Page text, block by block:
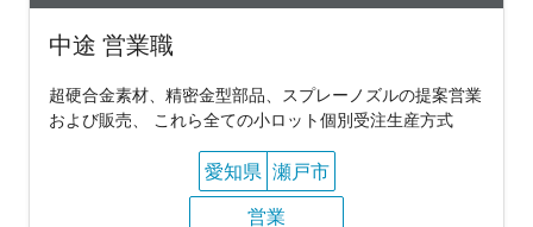
中途 営業職
超硬合金素材、精密金型部品、スプレーノズルの提案営業
および販売、 これら全ての小ロット個別受注生産方式
愛知県 瀬戸市
営業